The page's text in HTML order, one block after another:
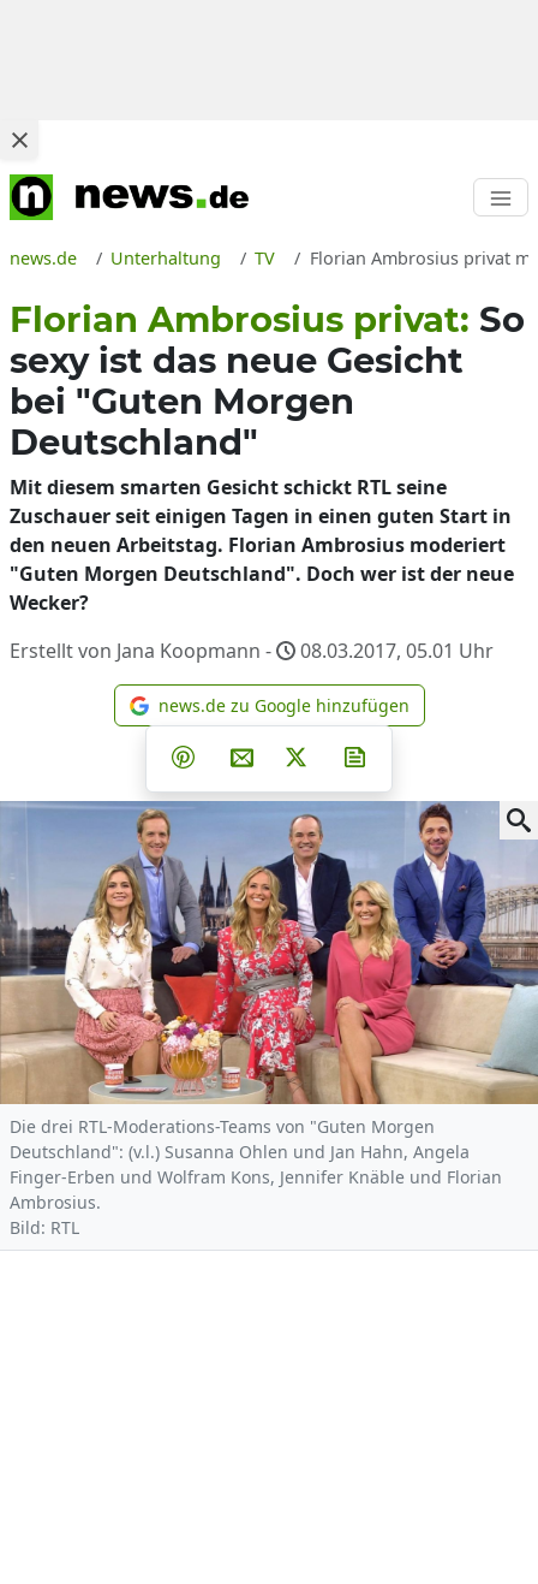
news.de Unterhaltung TV Florian Ambrosius privat
Florian Ambrosius privat: So
sexy ist das neue Gesicht
bei "Guten Morgen
Deutschland"
Mit diesem smarten Gesicht schickt RTL seine
Zuschauer seit einigen Tagen in einen guten Start in
den neuen Arbeitstag. Florian Ambrosius moderiert
"Guten Morgen Deutschland". Doch wer ist der neue
Wecker?
Erstellt von Jana Koopmann -
08.03.2017, 05.01 Uhr
news.de zu Google
news.de zu Google hinzufügen
Teilen auf Facebook
Teilen auf Whatsapp
Teilen auf Telegram
Teilen auf Pinterest
Per E-Mail teilen
Post auf X
Die drei RTL-Moderations-Teams von "Guten Morgen
Deutschland": (v.l.) Susanna Ohlen und Jan Hahn, Angela
Finger-Erben und Wolfram Kons, Jennifer Knäble und Florian
Ambrosius.
Bild: RTL